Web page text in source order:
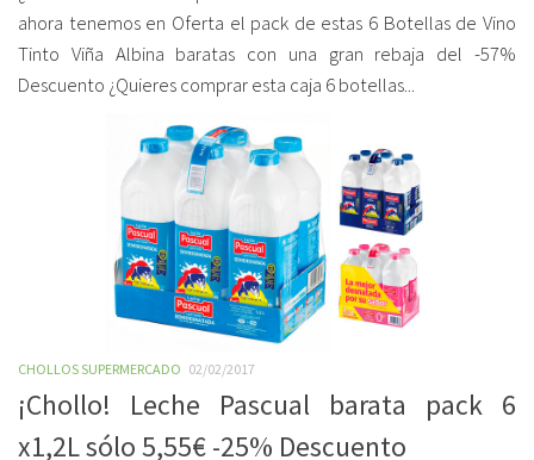
ahora tenemos en Oferta el pack de estas 6 Botellas de Vino
Tinto Viña Albina baratas con una gran rebaja del -57%
Descuento ¿Quieres comprar esta caja 6 botellas...
CHOLLOS SUPERMERCADO 02/02/2017
¡Chollo! Leche Pascual barata pack 6
x1,2L sólo 5,55€ -25% Descuento